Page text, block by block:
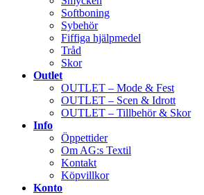
Softboning
Sybehör
Fiffiga hjälpmedel
Tråd
Skor
Outlet
OUTLET – Mode & Fest
OUTLET – Scen & Idrott
OUTLET – Tillbehör & Skor
Info
Öppettider
Om AG:s Textil
Kontakt
Köpvillkor
Konto